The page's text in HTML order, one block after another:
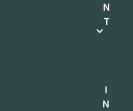
N
T
I
N